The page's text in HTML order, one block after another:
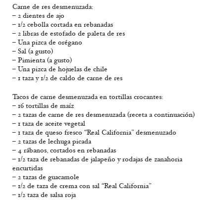
Carne de res desmenuzada:
– 2 dientes de ajo
– 1/2 cebolla cortada en rebanadas
– 2 libras de estofado de paleta de res
– Una pizca de orégano
– Sal (a gusto)
– Pimienta (a gusto)
– Una pizca de hojuelas de chile
– 1 taza y 1/2 de caldo de carne de res
Tacos de carne desmenuzada en tortillas crocantes:
– 16 tortillas de maíz
– 2 tazas de carne de res desmenuzada (receta a continuación)
– 1 taza de aceite vegetal
– 1 taza de queso fresco “Real California” desmenuzado
– 2 tazas de lechuga picada
– 4 rábanos, cortados en rebanadas
– 1/2 taza de rebanadas de jalapeño y rodajas de zanahoria
encurtidas
– 2 tazas de guacamole
– 1/2 de taza de crema con sal “Real California”
– 1/2 taza de salsa roja